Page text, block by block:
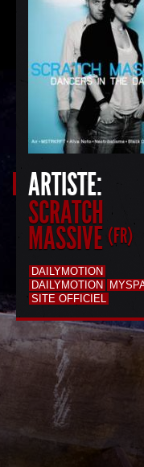
ARTISTE:
SCRATCH
MASSIVE (FR)
DAILYMOTION
DAILYMOTION
SITE OFFICIEL